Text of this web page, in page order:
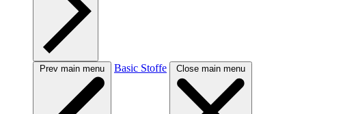
Prev main menu Basic Stoffe Close main menu